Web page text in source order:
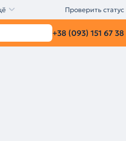
Проверить статус
+38 (093) 151 67 38